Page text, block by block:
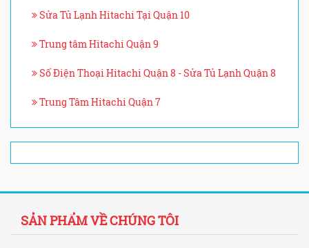
Sửa Tủ Lạnh Hitachi Tại Quận 10
Trung tâm Hitachi Quận 9
Số Điện Thoại Hitachi Quận 8 - Sửa Tủ Lạnh Quận 8
Trung Tâm Hitachi Quận 7
SẢN PHẨM VỀ CHÚNG TÔI